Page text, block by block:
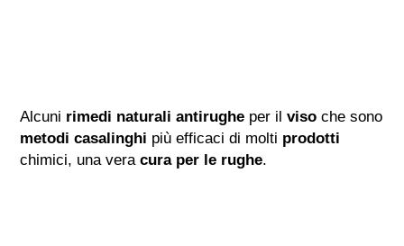
Alcuni rimedi naturali antirughe per ilviso che sono
metodi casalinghi più efficaci di molti prodotti
chimici, una veracura per le rughe.